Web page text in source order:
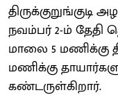
திருக்குறுங்குடி
நவம்பர் 2-ம் தேதி
மாலை 5 மணிக்கு
மணிக்கு
கண்டருள்கிறார்.